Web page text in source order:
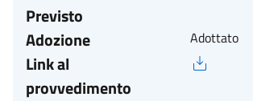
Previsto
Adozione Adottato
Link al
provvedimento